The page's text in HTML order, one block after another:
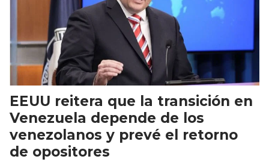
EEUU reitera que la transición en
Venezuela depende de los
venezolanos y prevé el retorno
de opositores